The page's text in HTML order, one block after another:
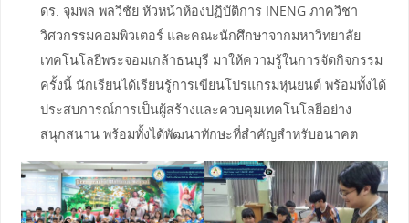
ดร. จุมพล พลวิชัย หัวหน้าห้องปฏิบัติการ INENG ภาควิชา
วิศวกรรมคอมพิวเตอร์ และคณะนักศึกษาจากมหาวิทยาลัย
เทคโนโลยีพระจอมเกล้าธนบุรี มาให้ความรู้ในการจัดกิจกรรม
ครั้งนี้ นักเรียนได้เรียนรู้การเขียนโปรแกรมหุ่นยนต์ พร้อมทั้งได้
ประสบการณ์การเป็นผู้สร้างและควบคุมเทคโนโลยีอย่าง
สนุกสนาน พร้อมทั้งได้พัฒนาทักษะที่สำคัญสำหรับอนาคต